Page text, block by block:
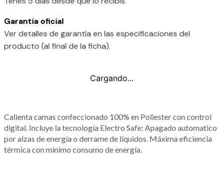
Garantia oficial
Ver detalles de garantía en las especificaciones del
producto (al final de la ficha).
Cargando...
Calienta camas confeccionado 100% en Poliester con control
digital. Incluye la tecnología Electro Safe: Apagado automatico
por alzas de energía o derrame de líquidos. Máxima eficiencia
térmica con minimo consumo de energía.